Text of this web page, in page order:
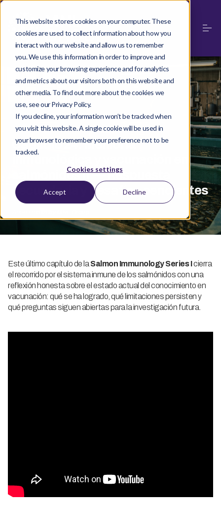
This website stores cookies on your computer. These
cookies are used to collect information about how you
interact with our website and allow us to remember
you. We use this information in order to improve and
customize your browsing experience and for analytics
and metrics about our visitors both on this website and
other media. To find out more about the cookies we
use, see our Privacy Policy.
If you decline, your information won’t be tracked when
you visit this website. A single cookie will be used in
your browser to remember your preference not to be
tracked.
Cookies settings
Accept Decline
SALMON IMMUNOLOGY SERIES · JUN 04, 2026
Capítulo 24: Memoria
inmunológica y vacunación en
salmónidos II — Respuesta
secundaria y desafíos pendientes
Este último capítulo de la Salmon Immunology Series Icierra
el recorrido por el sistema inmune de los salmónidos con una
reflexión honesta sobre el estado actual del conocimiento en
vacunación: qué se ha logrado, qué limitaciones persisten y
qué preguntas siguen abiertas para la investigación futura.